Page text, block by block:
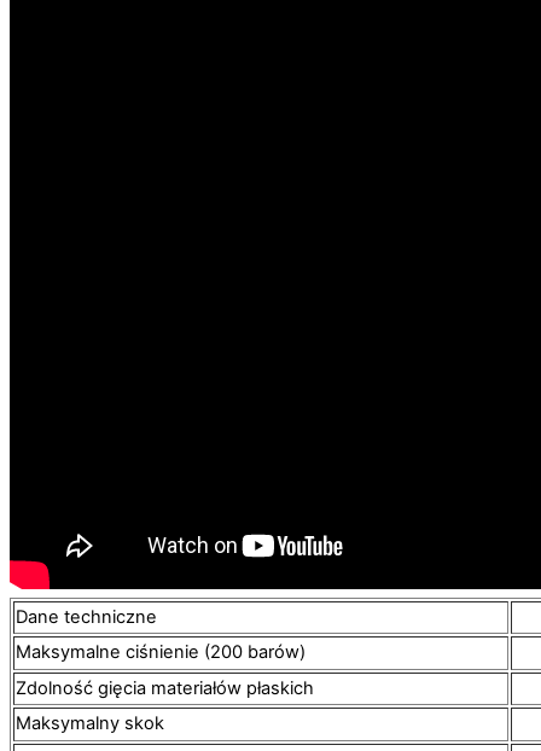
Dane techniczne
Maksymalne ciśnienie (200 barów)
Zdolność gięcia materiałów płaskich
Maksymalny skok